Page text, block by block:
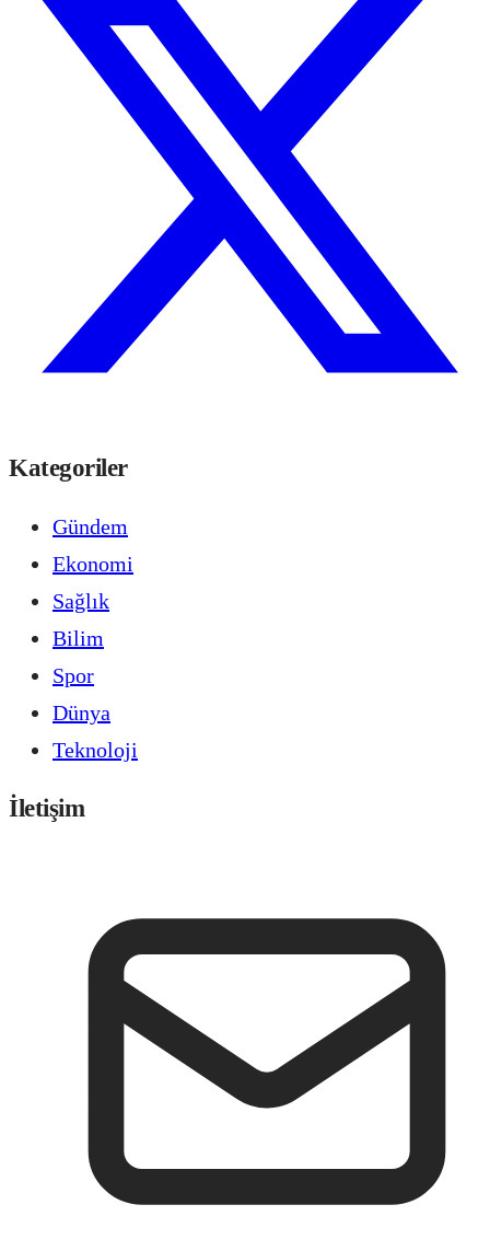
Kategoriler
Gündem
Ekonomi
Sağlık
Bilim
Spor
Dünya
Teknoloji
İletişim